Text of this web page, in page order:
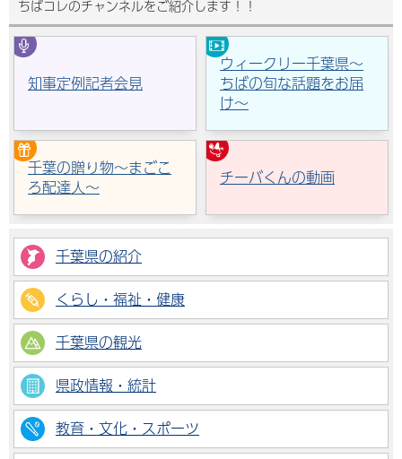
ちばコレのチャンネルをご紹介します！！
知事定例記者会見
ウィークリー千葉県～
ちばの旬な話題をお届
け～
千葉の贈り物～まごこ
ろ配達人～
チーバくんの動画
千葉県の紹介
くらし・福祉・健康
千葉県の観光
県政情報・統計
教育・文化・スポーツ